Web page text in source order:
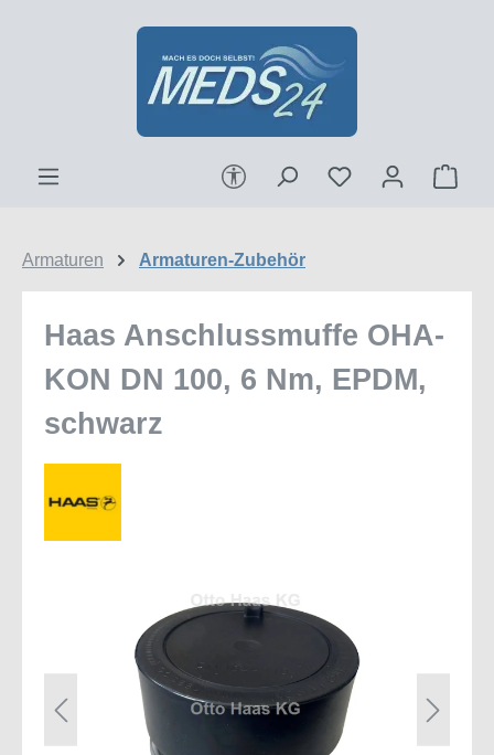
Zum Hauptinhalt springen
Werkzeugleiste anzeigen
Armaturen Armaturen-Zubehör
Haas Anschlussmuffe OHA-
KON DN 100, 6 Nm, EPDM,
schwarz
Bildergalerie überspringen